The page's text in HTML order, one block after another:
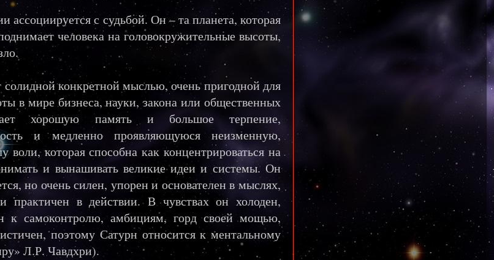
ассоциируется с судьбой. Он – та планета, которая
человека на головокружительные высоты,
солидной конкретной мыслью, очень пригодной для
в мире бизнеса, науки, закона или общественных
хорошую память и большое терпение,
и медленно проявляющуюся неизменную,
воли, которая способна как концентрироваться на
и вынашивать великие идеи и системы. Он
но очень силен, упорен и основателен в мыслях,
практичен в действии. В чувствах он холоден,
к самоконтролю, амбициям, горд своей мощью,
поэтому Сатурн относится к ментальному
Л.Р. Чавдхри).